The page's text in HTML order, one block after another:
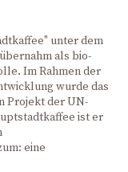
unter dem
als bio-
Im Rahmen der
wurde das
Projekt der UN-
ist er
eine